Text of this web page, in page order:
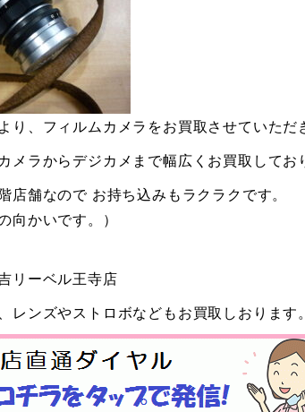
り、フィルムカメラをお買取させていただ
メラからデジカメまで幅広くお買取してお
店舗なので お持ち込みもラクラクです。
向かいです。）
リーベル王寺店
レンズやストロボなどもお買取しおります。